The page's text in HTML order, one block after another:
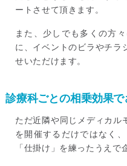
ートさせて頂きます。
また、少しでも多くの方
に、イベントのビラやチラ
せいただけます。
診療科ごとの相乗効果
ただ近隣や同じメディカル
を開催するだけではなく
「仕掛け」を練ったうえで